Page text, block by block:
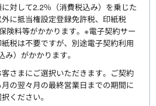
対して2.2％（消費税込み）を乗じた
に抵当権設定登録免許税、印紙税
険料等がかかります。※電子契約サー
税は不要ですが、別途電子契約利用
）がかかります。
さまにご選択いただきます。ご契約
の翌々月の最終営業日までの期間に
ください。